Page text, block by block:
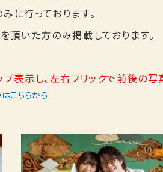
行っております。
いた方のみ掲載しております。
プ表示し、左右フリックで前後の
こちらから